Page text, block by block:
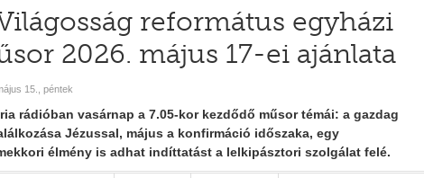
református egyházi
2026. május 17-ei ajánlata
15., péntek
rádióban vasárnap a 7.05-kor kezdődő műsor témái: a gazdag
Jézussal, május a konfirmáció időszaka, egy
élmény is adhat indíttatást a lelkipásztori szolgálat felé.